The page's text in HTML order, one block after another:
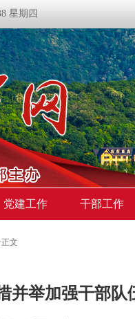
星期四
党建工作 干部工作
正文
并举加强干部队